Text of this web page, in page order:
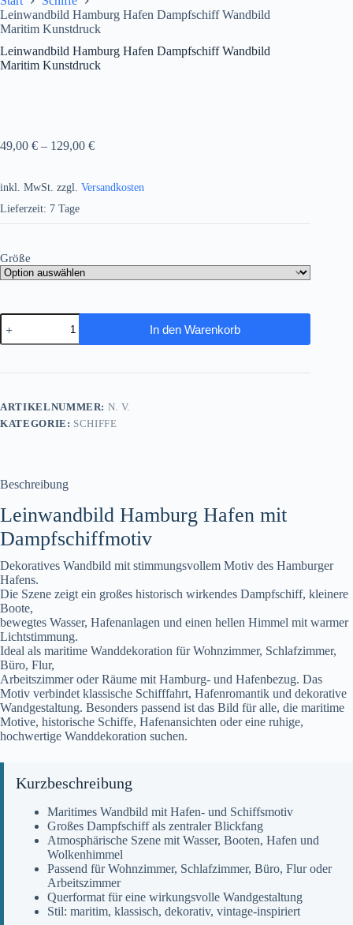
Leinwandbild Hamburg Hafen Dampfschiff Wandbild
Maritim Kunstdruck
Leinwandbild Hamburg Hafen Dampfschiff Wandbild
Maritim Kunstdruck
49,00 € – 129,00 €
inkl. MwSt. zzgl. Versandkosten
Lieferzeit: 7 Tage
Größe
Leinwandbild
Hamburg
Hafen
Wandbild
Menge
In den Warenkorb
ARTIKELNUMMER: N. V.
KATEGORIE: SCHIFFE
Beschreibung
Leinwandbild Hamburg Hafen mit
Dampfschiffmotiv
Dekoratives Wandbild mit stimmungsvollem Motiv des Hamburger
Hafens.
Die Szene zeigt ein großes historisch wirkendes Dampfschiff, kleinere
Boote,
bewegtes Wasser, Hafenanlagen und einen hellen Himmel mit warmer
Lichtstimmung.
Ideal als maritime Wanddekoration für Wohnzimmer, Schlafzimmer,
Büro, Flur,
Arbeitszimmer oder Räume mit Hamburg- und Hafenbezug. Das
Motiv verbindet klassische Schifffahrt, Hafenromantik und dekorative
Wandgestaltung. Besonders passend ist das Bild für alle, die maritime
Motive, historische Schiffe, Hafenansichten oder eine ruhige,
hochwertige Wanddekoration suchen.
Kurzbeschreibung
Maritimes Wandbild mit Hafen- und Schiffsmotiv
Großes Dampfschiff als zentraler Blickfang
Atmosphärische Szene mit Wasser, Booten, Hafen und
Wolkenhimmel
Passend für Wohnzimmer, Schlafzimmer, Büro, Flur oder
Arbeitszimmer
Querformat für eine wirkungsvolle Wandgestaltung
Stil: maritim, klassisch, dekorativ, vintage-inspiriert